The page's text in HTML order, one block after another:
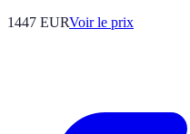
1447 EURVoir le prix